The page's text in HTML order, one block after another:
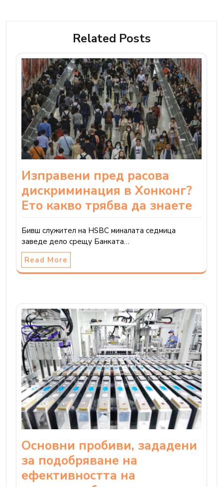
Related Posts
Изправени пред расова
дискриминация в Хонконг?
Ето какво трябва да знаете
Бивш служител на HSBC миналата седмица
заведе дело срещу Банката…
Read More
Основни пробиви, зададени
за подобряване на
ефективността на